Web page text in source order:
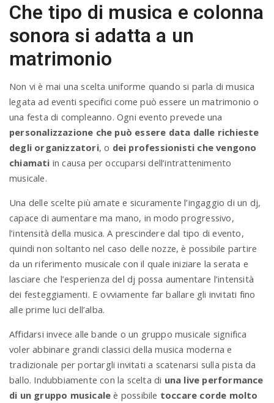
Che tipo di musica e colonna
sonora si adatta a un
matrimonio
Non vi è mai una scelta uniforme quando si parla di musica
legata ad eventi specifici come può essere un matrimonio o
una festa di compleanno. Ogni evento prevede una
personalizzazione che può essere data dalle richieste
degli organizzatori, o dei professionisti che vengono
chiamati in causa per occuparsi dell’intrattenimento
musicale.
Una delle scelte più amate e sicuramente l’ingaggio di un dj,
capace di aumentare ma mano, in modo progressivo,
l’intensità della musica. A prescindere dal tipo di evento,
quindi non soltanto nel caso delle nozze, è possibile partire
da un riferimento musicale con il quale iniziare la serata e
lasciare che l’esperienza del dj possa aumentare l’intensità
dei festeggiamenti. E ovviamente far ballare gli invitati fino
alle prime luci dell’alba.
Affidarsi invece alle bande o un gruppo musicale significa
voler abbinare grandi classici della musica moderna e
tradizionale per portargli invitati a scatenarsi sulla pista da
ballo. Indubbiamente con la scelta di una live performance
di un gruppo musicale è possibile toccare corde molto